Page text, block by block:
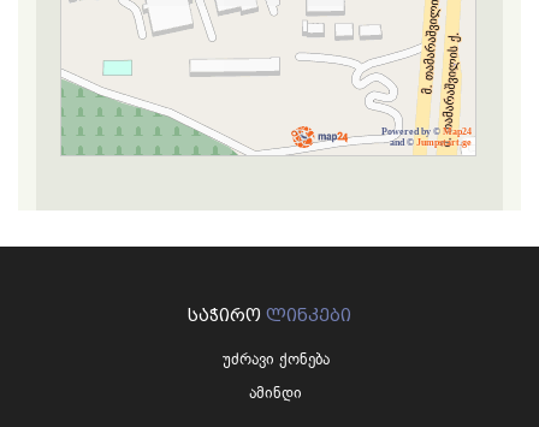
Powered by © Map24
and © Jumpstart.ge
ᲡᲐᲭᲘᲠᲝ ᲚᲘᲜᲙᲔᲑᲘ
უძრავი ქონება
ამინდი